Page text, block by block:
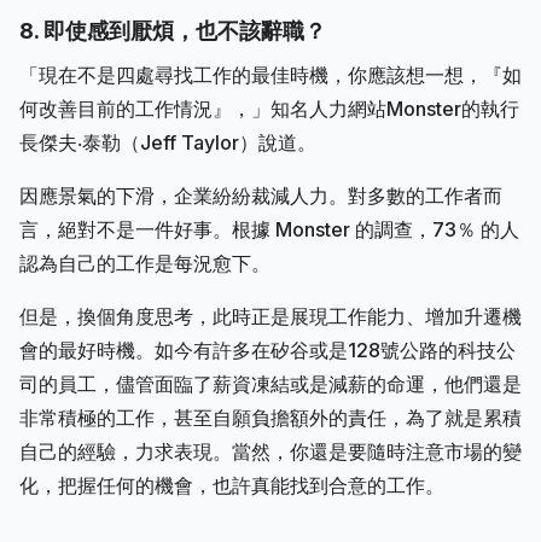
8. 即使感到厭煩，也不該辭職？
「現在不是四處尋找工作的最佳時機，你應該想一想，『如
何改善目前的工作情況』，」知名人力網站Monster的執行
長傑夫‧泰勒（Jeff Taylor）說道。
因應景氣的下滑，企業紛紛裁減人力。對多數的工作者而
言，絕對不是一件好事。根據 Monster 的調查，73％ 的人
認為自己的工作是每況愈下。
但是，換個角度思考，此時正是展現工作能力、增加升遷機
會的最好時機。如今有許多在矽谷或是128號公路的科技公
司的員工，儘管面臨了薪資凍結或是減薪的命運，他們還是
非常積極的工作，甚至自願負擔額外的責任，為了就是累積
自己的經驗，力求表現。當然，你還是要隨時注意市場的變
化，把握任何的機會，也許真能找到合意的工作。